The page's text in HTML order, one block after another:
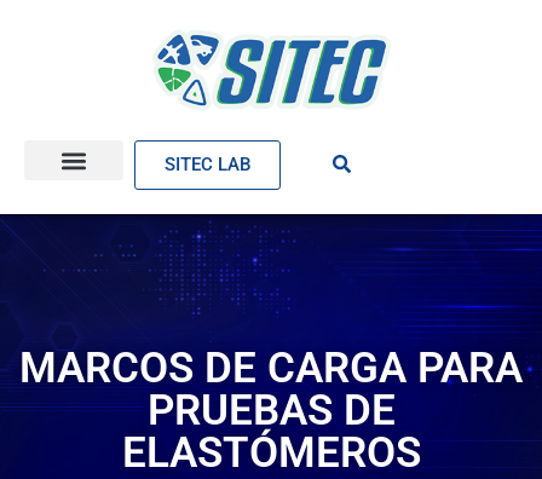
SITEC LAB
MARCOS DE CARGA PARA
PRUEBAS DE
ELASTÓMEROS